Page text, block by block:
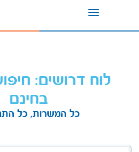
Toggle
לוח דרושים:
בחינם
כל המשרות, כל